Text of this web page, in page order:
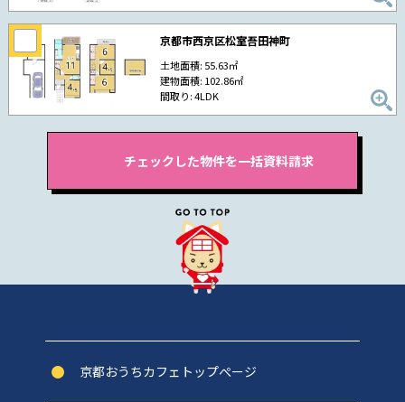
京都市西京区松室吾田神町
土地面積: 55.63㎡
建物面積: 102.86㎡
間取り: 4LDK
京都おうちカフェトップぺージ